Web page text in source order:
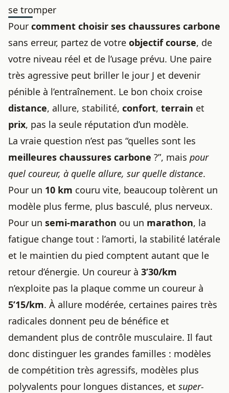
se tromper
Pour comment choisir ses chaussures carbone
sans erreur, partez de votre objectif course, de
votre niveau réel et de l’usage prévu. Une paire
très agressive peut briller le jour J et devenir
pénible à l’entraînement. Le bon choix croise
distance, allure, stabilité, confort, terrain et
prix, pas la seule réputation d’un modèle.
La vraie question n’est pas “quelles sont les
meilleures chaussures carbone ?”, mais pour
quel coureur, à quelle allure, sur quelle distance.
Pour un 10 km couru vite, beaucoup tolèrent un
modèle plus ferme, plus basculé, plus nerveux.
Pour un semi-marathon ou un marathon, la
fatigue change tout : l’amorti, la stabilité latérale
et le maintien du pied comptent autant que le
retour d’énergie. Un coureur à 3’30/km
n’exploite pas la plaque comme un coureur à
5’15/km. À allure modérée, certaines paires très
radicales donnent peu de bénéfice et
demandent plus de contrôle musculaire. Il faut
donc distinguer les grandes familles : modèles
de compétition très agressifs, modèles plus
polyvalents pour longues distances, et super-